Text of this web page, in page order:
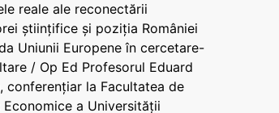
reale ale reconectării
științifice și poziția României
Uniunii Europene în cercetare-
/ Op Ed Profesorul Eduard
conferențiar la Facultatea de
Economice a Universității